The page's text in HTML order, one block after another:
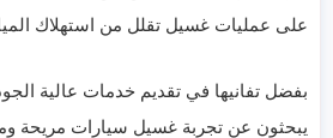
على عمليات غسيل تقلل من استهلاك
بفضل تفانيها في تقديم خدمات عالية
يبحثون عن تجربة غسيل سيارات مريحة